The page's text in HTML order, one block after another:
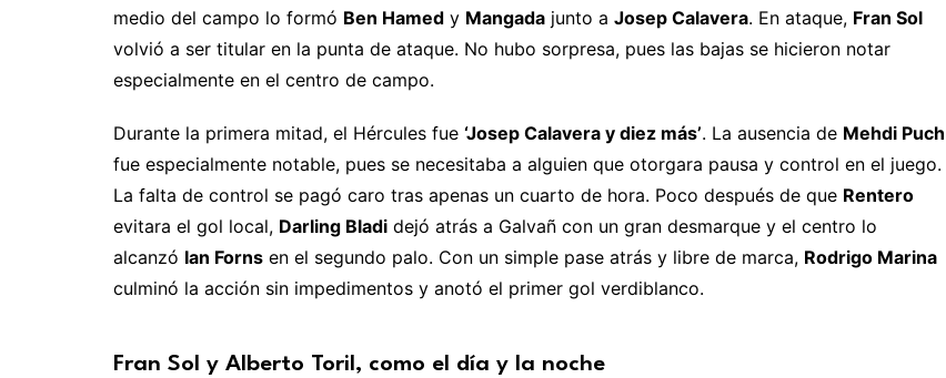
medio del campo lo formó Ben Hamed y Mangada junto a Josep Calavera. En ataque, Fran Sol
volvió a ser titular en la punta de ataque. No hubo sorpresa, pues las bajas se hicieron notar
especialmente en el centro de campo.
Durante la primera mitad, el Hércules fue ‘Josep Calavera y diez más’. La ausencia de Mehdi Puch
fue especialmente notable, pues se necesitaba a alguien que otorgara pausa y control en el juego.
La falta de control se pagó caro tras apenas un cuarto de hora. Poco después de que Rentero
evitara el gol local, Darling Bladi dejó atrás a Galvañ con un gran desmarque y el centro lo
alcanzó Ian Forns en el segundo palo. Con un simple pase atrás y libre de marca, Rodrigo Marina
culminó la acción sin impedimentos y anotó el primer gol verdiblanco.
Fran Sol y Alberto Toril, como el día y la noche